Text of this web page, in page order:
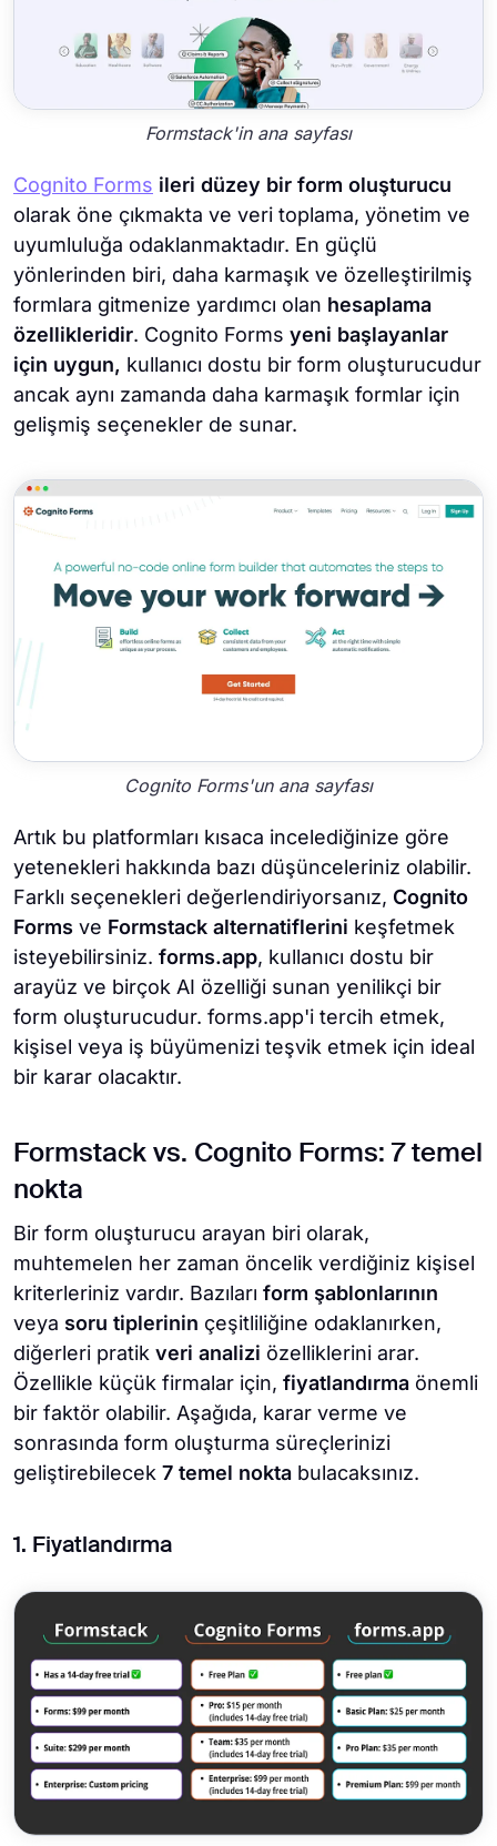
Formstack'in ana sayfası
Cognito Forms ileri düzey bir form oluşturucu
olarak öne çıkmakta ve veri toplama, yönetim ve
uyumluluğa odaklanmaktadır. En güçlü
yönlerinden biri, daha karmaşık ve özelleştirilmiş
formlara gitmenize yardımcı olan hesaplama
özellikleridir. Cognito Forms yeni başlayanlar
için uygun, kullanıcı dostu bir form oluşturucudur
ancak aynı zamanda daha karmaşık formlar için
gelişmiş seçenekler de sunar.
Cognito Forms'un ana sayfası
Artık bu platformları kısaca incelediğinize göre
yetenekleri hakkında bazı düşünceleriniz olabilir.
Farklı seçenekleri değerlendiriyorsanız, Cognito
Forms ve Formstack alternatiflerini keşfetmek
isteyebilirsiniz. forms.app, kullanıcı dostu bir
arayüz ve birçok AI özelliği sunan yenilikçi bir
form oluşturucudur. forms.app'i tercih etmek,
kişisel veya iş büyümenizi teşvik etmek için ideal
bir karar olacaktır.
Formstack vs. Cognito Forms: 7 temel
nokta
Bir form oluşturucu arayan biri olarak,
muhtemelen her zaman öncelik verdiğiniz kişisel
kriterleriniz vardır. Bazıları form şablonlarının
veya soru tiplerinin çeşitliliğine odaklanırken,
diğerleri pratik veri analizi özelliklerini arar.
Özellikle küçük firmalar için, fiyatlandırma önemli
bir faktör olabilir. Aşağıda, karar verme ve
sonrasında form oluşturma süreçlerinizi
geliştirebilecek 7 temel nokta bulacaksınız.
1. Fiyatlandırma